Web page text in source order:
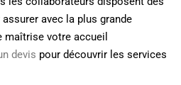
avec la plus grande
votre accueil
devis pour découvrir les services